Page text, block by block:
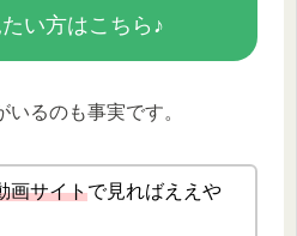
い方はこちら♪
るのも事実です。
画サイトで見ればええや